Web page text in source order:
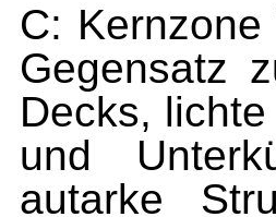
C:
Gegensatz
Decks,
und
autarke